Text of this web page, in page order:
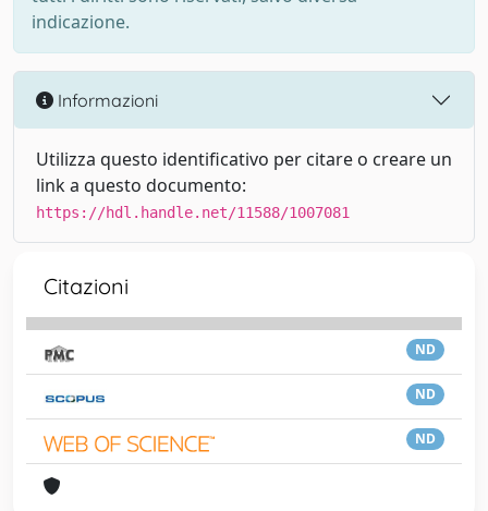
indicazione.
Informazioni
Utilizza questo identificativo per citare o creare un
link a questo documento:
https://hdl.handle.net/11588/1007081
Citazioni
ND
ND
ND